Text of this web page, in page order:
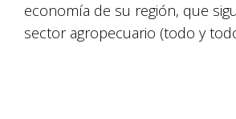
economía de su región, que
sector agropecuario (todo y